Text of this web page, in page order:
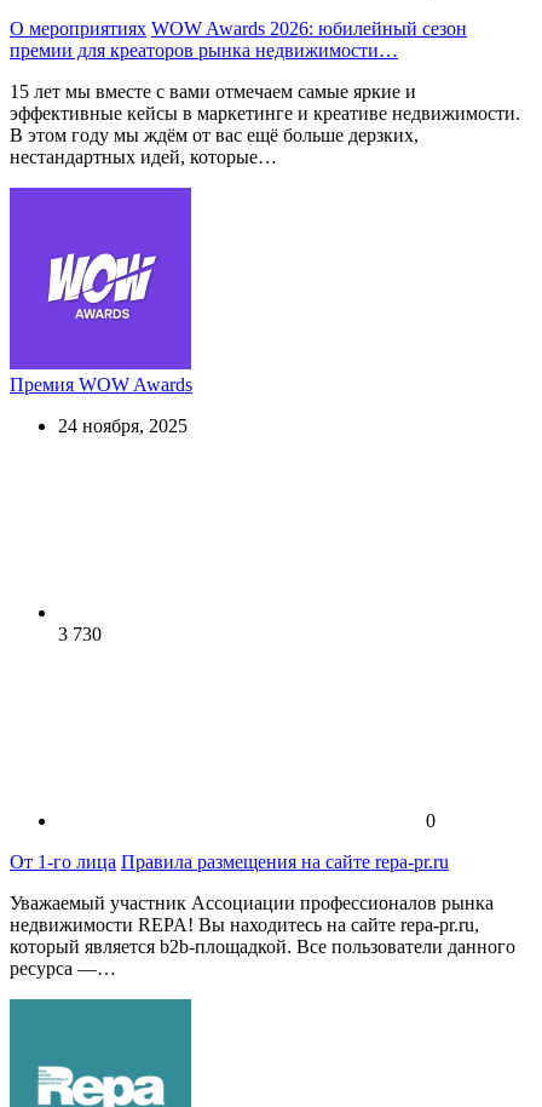
О мероприятиях WOW Awards 2026: юбилейный сезон
премии для креаторов рынка недвижимости…
15 лет мы вместе с вами отмечаем самые яркие и
эффективные кейсы в маркетинге и креативе недвижимости.
В этом году мы ждём от вас ещё больше дерзких,
нестандартных идей, которые…
Премия WOW Awards
24 ноября, 2025
3 730
0
От 1-го лица Правила размещения на сайте repa-pr.ru
Уважаемый участник Ассоциации профессионалов рынка
недвижимости REPA! Вы находитесь на сайте repa-pr.ru,
который является b2b-площадкой. Все пользователи данного
ресурса —…